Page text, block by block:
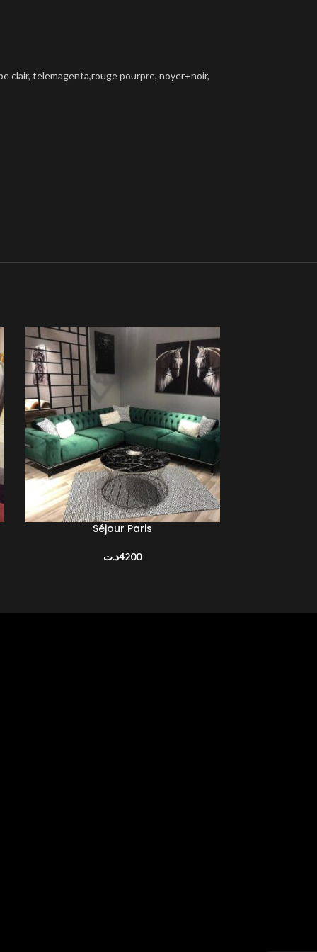
clair, telemagenta,rouge pourpre, noyer+noir,
AJOUTER AU PANIERSéjour Paris
4200د.ت